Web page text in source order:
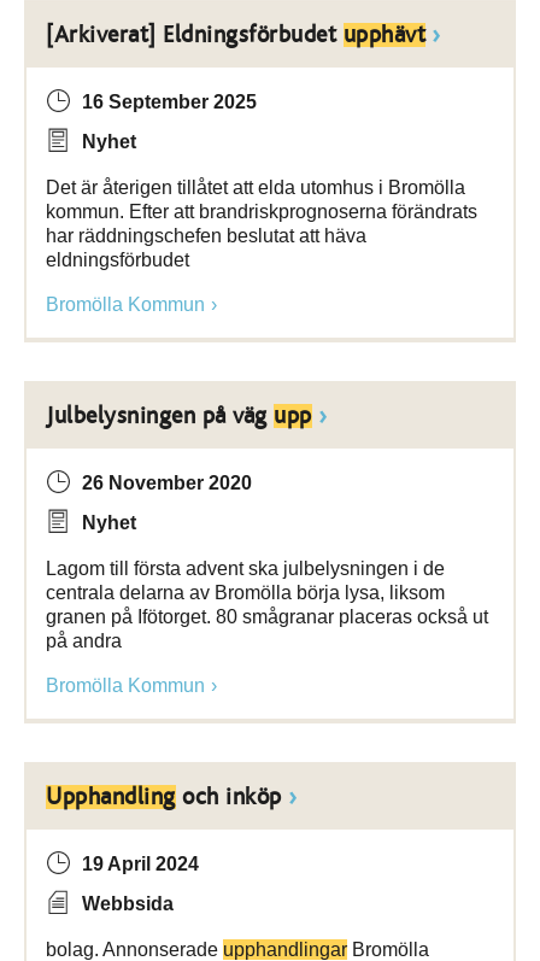
[Arkiverat] Eldningsförbudet upphävt
16 September 2025
Nyhet
Det är återigen tillåtet att elda utomhus i Bromölla
kommun. Efter att brandriskprognoserna förändrats
har räddningschefen beslutat att häva
eldningsförbudet
Bromölla Kommun
Julbelysningen på väg upp
26 November 2020
Nyhet
Lagom till första advent ska julbelysningen i de
centrala delarna av Bromölla börja lysa, liksom
granen på Ifötorget. 80 smågranar placeras också ut
på andra
Bromölla Kommun
Upphandling och inköp
19 April 2024
Webbsida
bolag. Annonserade upphandlingar Bromölla